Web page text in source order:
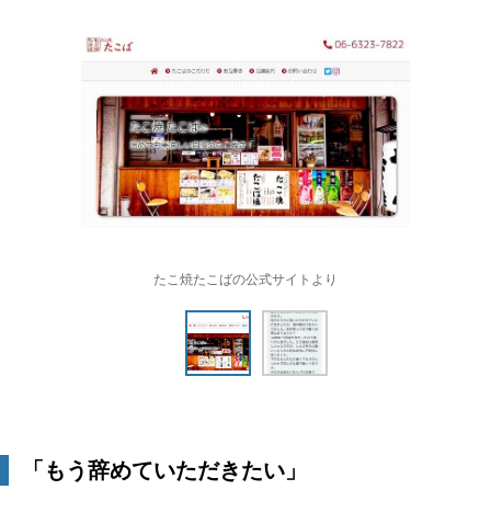
たこ焼たこばの公式サイトより
「もう辞めていただきたい」